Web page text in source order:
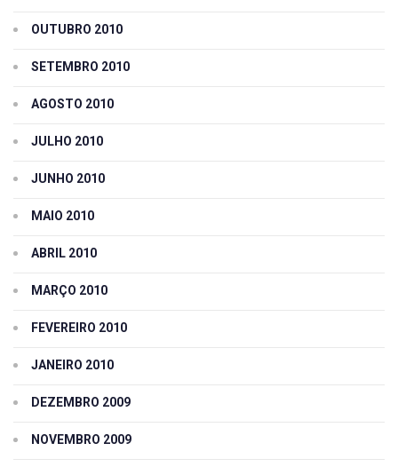
OUTUBRO 2010
SETEMBRO 2010
AGOSTO 2010
JULHO 2010
JUNHO 2010
MAIO 2010
ABRIL 2010
MARÇO 2010
FEVEREIRO 2010
JANEIRO 2010
DEZEMBRO 2009
NOVEMBRO 2009